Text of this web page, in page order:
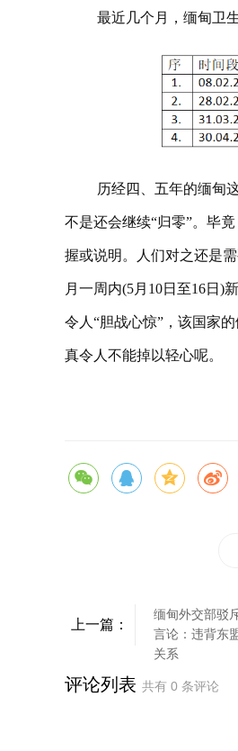
最近几个月，缅甸卫
历经四、五年的缅甸
不是还会继续“归零”。毕
握或说明。人们对之还是
月一周内(5月10日至16日)
令人“胆战心惊”，该国家
真令人不能掉以轻心呢。
上一篇：
缅甸外交部驳
言论：违背东
关系
评论列表 共有 0 条评论